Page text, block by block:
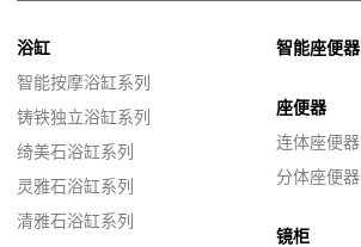
浴缸
智能按摩浴缸系列
铸铁独立浴缸系列
绮美石浴缸系列
灵雅石浴缸系列
清雅石浴缸系列
智能座便器
座便器
连体座便器
分体座便器
镜柜